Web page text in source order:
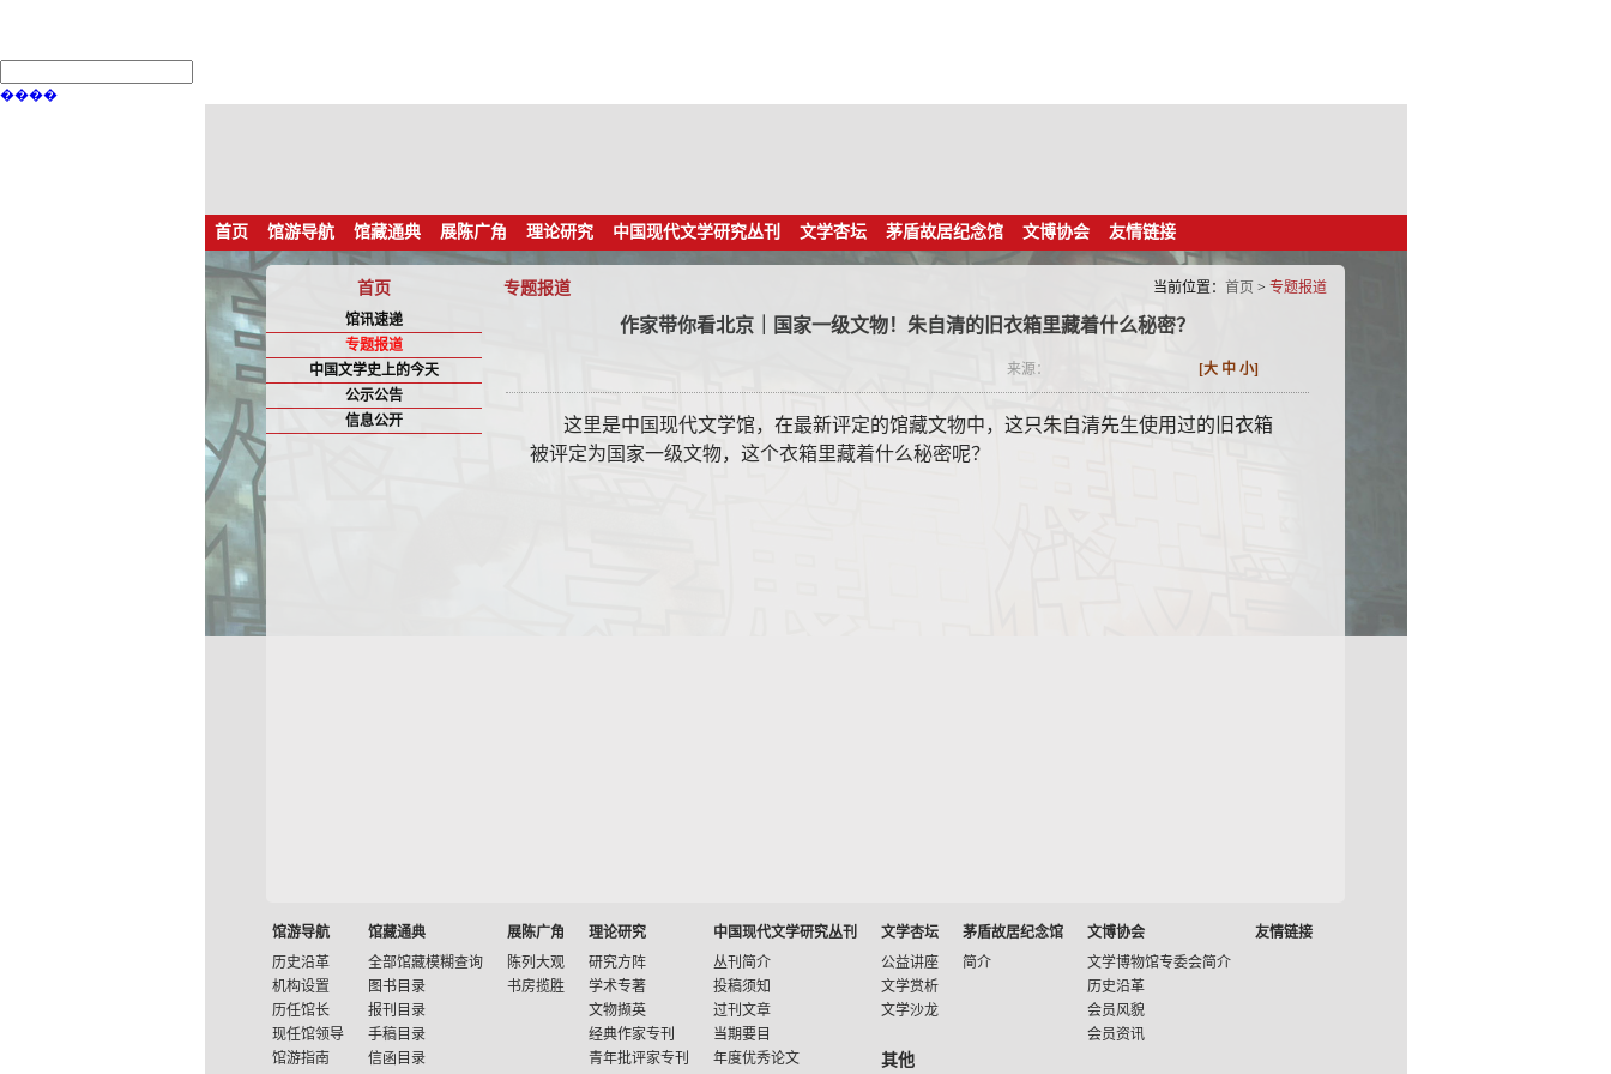
����
首页 馆游导航 馆藏通典 展陈广角 理论研究 中国现代文学研究丛刊 文学杏坛 茅盾故居纪念馆 文博协会 友情链接
首页 专题报道 当前位置： 首页 > 专题报道
馆讯速递
专题报道
中国文学史上的今天
公示公告
信息公开
作家带你看北京｜国家一级文物！朱自清的旧衣箱里藏着什么秘密？
来源： [大 中 小]
这里是中国现代文学馆，在最新评定的馆藏文物中，这只朱自清先生使用过的旧衣箱
被评定为国家一级文物，这个衣箱里藏着什么秘密呢？
馆游导航
历史沿革
机构设置
历任馆长
现任馆领导
馆游指南
馆藏通典
全部馆藏模糊查询
图书目录
报刊目录
手稿目录
信函目录
展陈广角
陈列大观
书房揽胜
理论研究
研究方阵
学术专著
文物撷英
经典作家专刊
青年批评家专刊
中国现代文学研究丛刊
丛刊简介
投稿须知
过刊文章
当期要目
年度优秀论文
文学杏坛
公益讲座
文学赏析
文学沙龙
茅盾故居纪念馆
简介
文博协会
文学博物馆专委会简介
历史沿革
会员风貌
会员资讯
友情链接
其他